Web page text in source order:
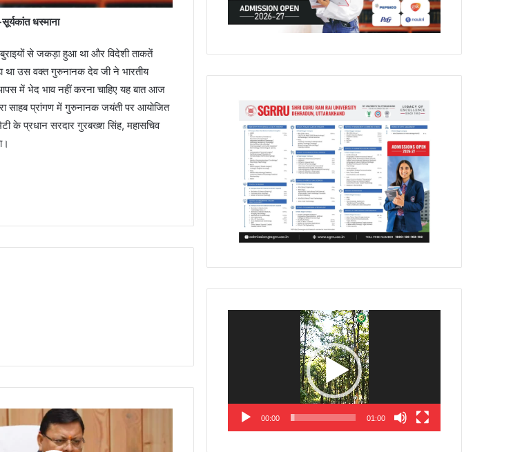
धस्माना
से जकड़ा हुआ था और विदेशी ताकतें
था उस वक्त गुरुनानक देव जी ने भारतीय
में भेद भाव नहीं करना चाहिए यह बात आज
साहब प्रांगण में गुरुनानक जयंती पर आयोजित
के प्रधान सरदार गुरबख्श सिंह, महासचिव
00:00 01:00